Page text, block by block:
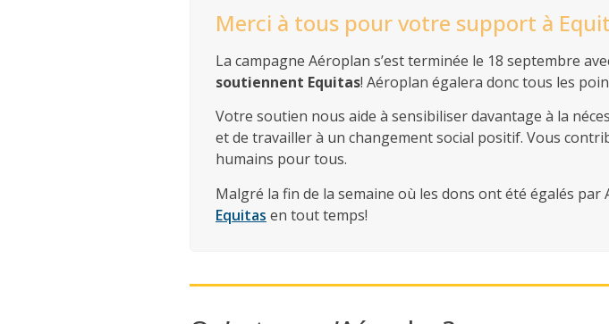
Merci à tous pour votre support à
La campagne Aéroplan s’est terminée le 18 septembre
soutiennent Equitas! Aéroplan égalera donc tous les
Votre soutien nous aide à sensibiliser davantage à la
et de travailler à un changement social positif. Vous
humains pour tous.
Malgré la fin de la semaine où les dons ont été égalés
Equitas en tout temps!